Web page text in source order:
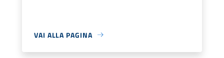
VAI ALLA PAGINA